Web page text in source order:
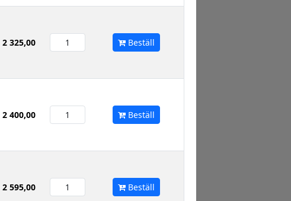
2 325,00 Beställ
2 400,00 Beställ
2 595,00 Beställ